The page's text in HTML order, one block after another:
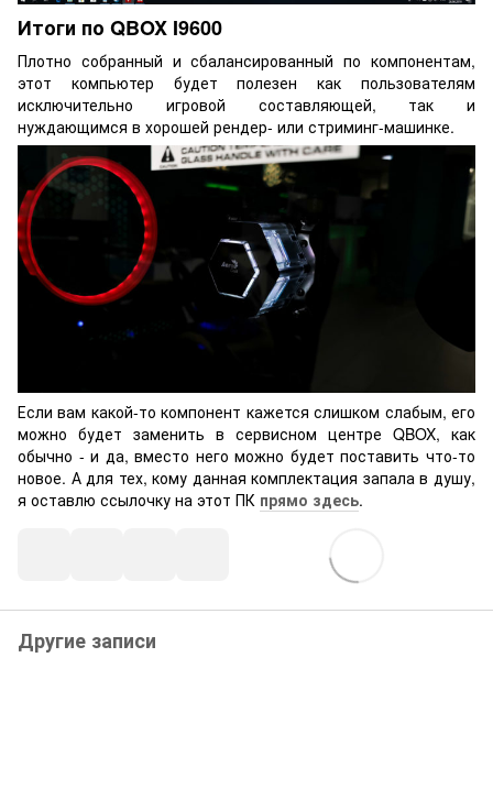
Итоги по QBOX I9600
Плотно собранный и сбалансированный по компонентам,
этот компьютер будет полезен как пользователям
исключительно игровой составляющей, так и
нуждающимся в хорошей рендер- или стриминг-машинке.
Если вам какой-то компонент кажется слишком слабым, его
можно будет заменить в сервисном центре QBOX, как
обычно - и да, вместо него можно будет поставить что-то
новое. А для тех, кому данная комплектация запала в душу,
я оставлю ссылочку на этот ПК прямо здесь.
Другие записи